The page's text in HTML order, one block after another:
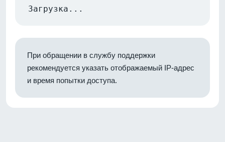
Загрузка...
При обращении в службу поддержки
рекомендуется указать отображаемый IP-адрес
и время попытки доступа.